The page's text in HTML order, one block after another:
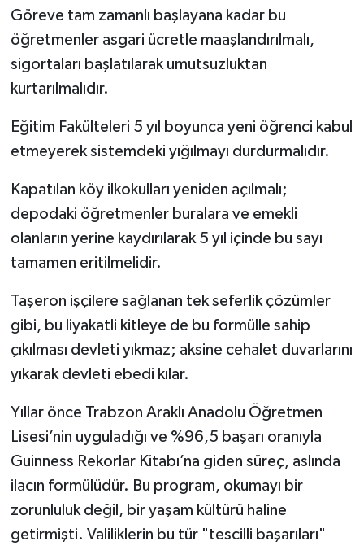
Göreve tam zamanlı başlayana kadar bu
öğretmenler asgari ücretle maaşlandırılmalı,
sigortaları başlatılarak umutsuzluktan
kurtarılmalıdır.
Eğitim Fakülteleri 5 yıl boyunca yeni öğrenci kabul
etmeyerek sistemdeki yığılmayı durdurmalıdır.
Kapatılan köy ilkokulları yeniden açılmalı;
depodaki öğretmenler buralara ve emekli
olanların yerine kaydırılarak 5 yıl içinde bu sayı
tamamen eritilmelidir.
Taşeron işçilere sağlanan tek seferlik çözümler
gibi, bu liyakatli kitleye de bu formülle sahip
çıkılması devleti yıkmaz; aksine cehalet duvarlarını
yıkarak devleti ebedi kılar.
Yıllar önce Trabzon Araklı Anadolu Öğretmen
Lisesi’nin uyguladığı ve %96,5 başarı oranıyla
Guinness Rekorlar Kitabı’na giden süreç, aslında
ilacın formülüdür. Bu program, okumayı bir
zorunluluk değil, bir yaşam kültürü haline
getirmişti. Valiliklerin bu tür "tescilli başarıları"